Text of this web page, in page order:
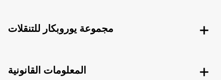
مجموعة يوروبكار للتنقلات
المعلومات القانونية